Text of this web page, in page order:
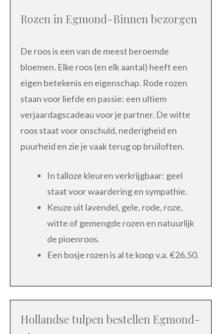
Rozen in Egmond-Binnen bezorgen
De roos is een van de meest beroemde
bloemen. Elke roos (en elk aantal) heeft een
eigen betekenis en eigenschap. Rode rozen
staan voor liefde en passie: een ultiem
verjaardagscadeau voor je partner. De witte
roos staat voor onschuld, nederigheid en
puurheid en zie je vaak terug op bruiloften.
In talloze kleuren verkrijgbaar: geel
staat voor waardering en sympathie.
Keuze uit lavendel, gele, rode, roze,
witte of gemengde rozen en natuurlijk
de pioenroos.
Een bosje rozen is al te koop v.a. €26,50.
Hollandse tulpen bestellen Egmond-